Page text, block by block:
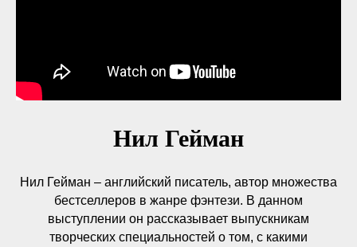
Нил Гейман
Нил Гейман – английский писатель, автор множества
бестселлеров в жанре фэнтези. В данном
выступлении он рассказывает выпускникам
творческих специальностей о том, с какими